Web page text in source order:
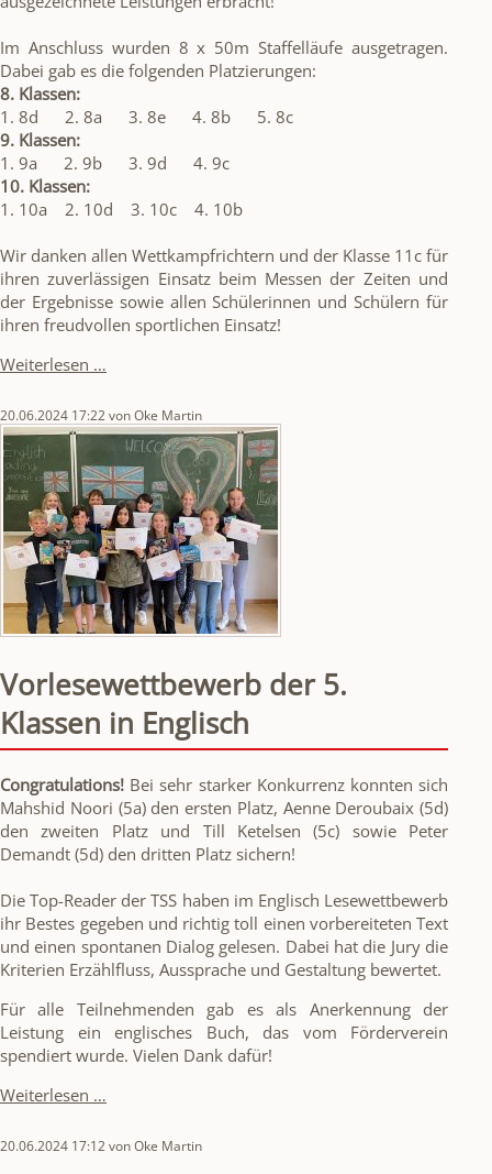
Im Anschluss wurden 8 x 50m Staffelläufe ausgetragen.
Dabei gab es die folgenden Platzierungen:
8. Klassen:
1. 8d 2. 8a 3. 8e 4. 8b 5. 8c
9. Klassen:
1. 9a 2. 9b 3. 9d 4. 9c
10. Klassen:
1. 10a 2. 10d 3. 10c 4. 10b
Wir danken allen Wettkampfrichtern und der Klasse 11c für
ihren zuverlässigen Einsatz beim Messen der Zeiten und
der Ergebnisse sowie allen Schülerinnen und Schülern für
ihren freudvollen sportlichen Einsatz!
Weiterlesen …
20.06.2024 17:22 von Oke Martin
Vorlesewettbewerb der 5.
Klassen in Englisch
Congratulations! Bei sehr starker Konkurrenz konnten sich
Mahshid Noori (5a) den ersten Platz, Aenne Deroubaix (5d)
den zweiten Platz und Till Ketelsen (5c) sowie Peter
Demandt (5d) den dritten Platz sichern!
Die Top-Reader der TSS haben im Englisch Lesewettbewerb
ihr Bestes gegeben und richtig toll einen vorbereiteten Text
und einen spontanen Dialog gelesen. Dabei hat die Jury die
Kriterien Erzählfluss, Aussprache und Gestaltung bewertet.
Für alle Teilnehmenden gab es als Anerkennung der
Leistung ein englisches Buch, das vom Förderverein
spendiert wurde. Vielen Dank dafür!
Weiterlesen …
5.
20.06.2024 17:12 von Oke Martin